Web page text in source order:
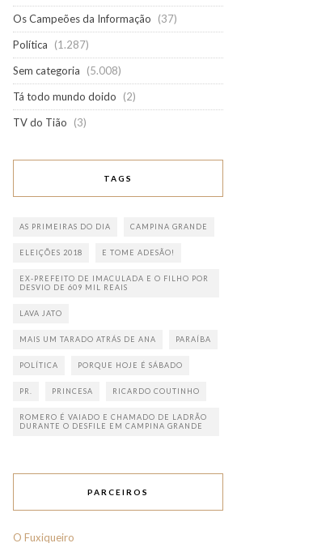
Os Campeões da Informação
(37)
Política
(1.287)
Sem categoria
(5.008)
Tá todo mundo doido
(2)
TV do Tião
(3)
TAGS
AS PRIMEIRAS DO DIA CAMPINA GRANDE
ELEIÇÕES 2018 E TOME ADESÃO!
EX-PREFEITO DE IMACULADA E O FILHO POR
DESVIO DE 609 MIL REAIS
LAVA JATO
MAIS UM TARADO ATRÁS DE ANA PARAÍBA
POLÍTICA PORQUE HOJE É SÁBADO
PR. PRINCESA RICARDO COUTINHO
ROMERO É VAIADO E CHAMADO DE LADRÃO
DURANTE O DESFILE EM CAMPINA GRANDE
PARCEIROS
O Fuxiqueiro